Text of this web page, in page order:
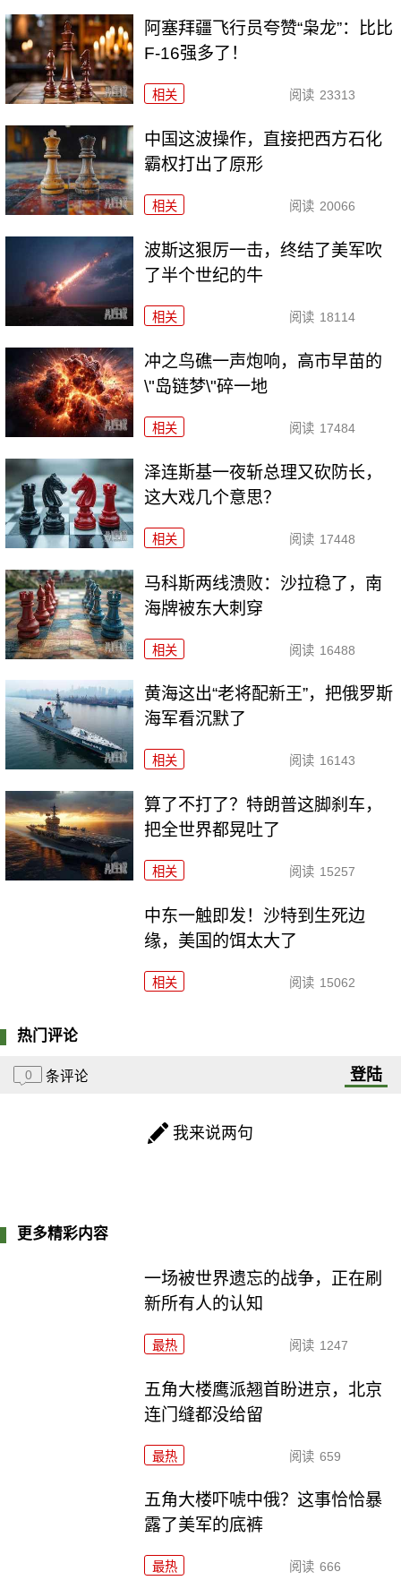
阿塞拜疆飞行员夸赞“枭龙”：比比
F-16强多了！
相关 阅读 23313
中国这波操作，直接把西方石化
霸权打出了原形
相关 阅读 20066
波斯这狠厉一击，终结了美军吹
了半个世纪的牛
相关 阅读 18114
冲之鸟礁一声炮响，高市早苗的
\"岛链梦\"碎一地
相关 阅读 17484
泽连斯基一夜斩总理又砍防长，
这大戏几个意思？
相关 阅读 17448
马科斯两线溃败：沙拉稳了，南
海牌被东大刺穿
相关 阅读 16488
黄海这出“老将配新王”，把俄罗斯
海军看沉默了
相关 阅读 16143
算了不打了？特朗普这脚刹车，
把全世界都晃吐了
相关 阅读 15257
中东一触即发！沙特到生死边
缘，美国的饵太大了
相关 阅读 15062
热门评论
0 条评论 登陆
我来说两句
更多精彩内容
一场被世界遗忘的战争，正在刷
新所有人的认知
最热 阅读 1247
五角大楼鹰派翘首盼进京，北京
连门缝都没给留
最热 阅读 659
五角大楼吓唬中俄？这事恰恰暴
露了美军的底裤
最热 阅读 666